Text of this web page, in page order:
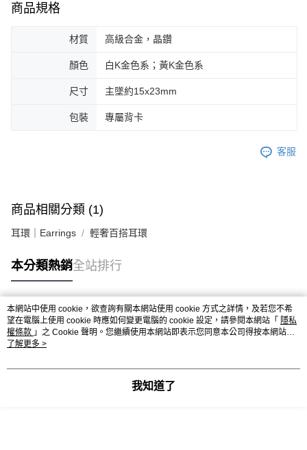
商品規格
材質 高級合金，晶鑽
顏色 白K金色系；黃K金色系
尺寸 主墜約15x23mm
包裝 專屬背卡
客服
商品相關分類 (1)
耳環｜Earrings 輕奢百搭耳環
本分類熱銷全站排行
熱門標籤
本網站中使用 cookie，欲查詢有關本網站使用 cookie 方式之詳情，及若您不希
望在電腦上使用 cookie 時應如何變更電腦的 cookie 設定，請參閱本網站「 隱私
權條款 」之 Cookie 聲明。您繼續使用本網站即表示您同意本公司得按本網站使
用條款之 Cookie 聲明使用 cookie。
了解更多 >
我知道了